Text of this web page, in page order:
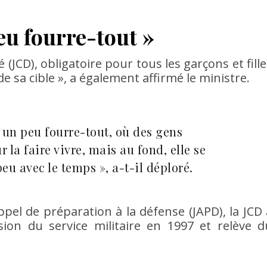
fourre-tout »
(JCD), obligatoire pour tous les garçons et
sa cible », a également affirmé le ministre.
un peu fourre-tout, où des gens
la faire vivre, mais au fond, elle se
avec le temps », a-t-il déploré.
de préparation à la défense (JAPD), la JCD
du service militaire en 1997 et relève